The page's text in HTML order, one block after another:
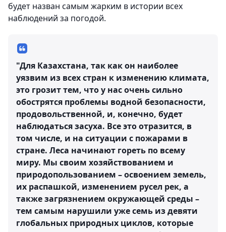
будет назван самым жарким в истории всех
наблюдений за погодой.
"Для Казахстана, так как он наиболее
уязвим из всех стран к изменению климата,
это грозит тем, что у нас очень сильно
обострятся проблемы водной безопасности,
продовольственной, и, конечно, будет
наблюдаться засуха. Все это отразится, в
том числе, и на ситуации с пожарами в
стране. Леса начинают гореть по всему
миру. Мы своим хозяйствованием и
природопользованием – освоением земель,
их распашкой, изменением русел рек, а
также загрязнением окружающей среды –
тем самым нарушили уже семь из девяти
глобальных природных циклов, которые